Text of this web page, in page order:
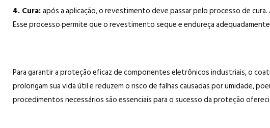
4. Cura:após a aplicação, o revestimento deve passar pelo processo de
Esse processo permite que o revestimento seque e endureça
Para garantir a proteção eficaz de componentes eletrônicos industriais, o
prolongam sua vida útil e reduzem o risco de falhas causadas por umidade,
procedimentos necessários são essenciais para o sucesso da proteção